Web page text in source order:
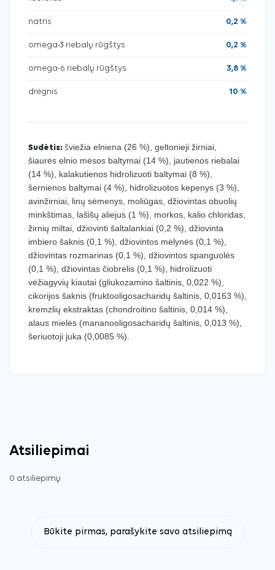
natris 0,2 %
omega-3 riebalų rūgštys 0,2 %
omega-6 riebalų rūgštys 3,8 %
drėgnis 10 %
Sudėtis: šviežia elniena (26 %), geltonieji žirniai,
šiaurės elnio mėsos baltymai (14 %), jautienos riebalai
(14 %), kalakutienos hidrolizuoti baltymai (8 %),
šernienos baltymai (4 %), hidrolizuotos kepenys (3 %),
avinžirniai, linų sėmenys, moliūgas, džiovintas obuolių
minkštimas, lašišų aliejus (1 %), morkos, kalio chloridas,
žirnių miltai, džiovinti šaltalankiai (0,2 %), džiovinta
imbiero šaknis (0,1 %), džiovintos mėlynės (0,1 %),
džiovintas rozmarinas (0,1 %), džiovintos spanguolės
(0,1 %), džiovintas čiobrelis (0,1 %), hidrolizuoti
vėžiagyvių kiautai (gliukozamino šaltinis, 0,022 %),
cikorijos šaknis (fruktooligosacharidų šaltinis, 0,0163 %),
kremzlių ekstraktas (chondroitino šaltinis, 0,014 %),
alaus mielės (mananooligosacharidų šaltinis, 0,013 %),
šeriuotoji juka (0,0085 %).
Atsiliepimai
0 atsiliepimų
Būkite pirmas, parašykite savo atsiliepimą